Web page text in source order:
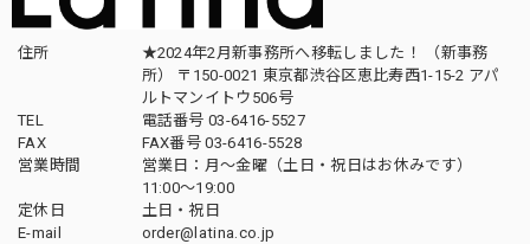
住所
★2024年2月新事務所へ移転しました！ （新事務
所） 〒150-0021 東京都渋谷区恵比寿西1-15-2 アパ
ルトマンイトウ506号
TEL
電話番号 03-6416-5527
FAX
FAX番号 03-6416-5528
営業時間
営業日：月〜金曜（土日・祝日はお休みです）
11:00〜19:00
定休日
土日・祝日
E-mail
order@latina.co.jp